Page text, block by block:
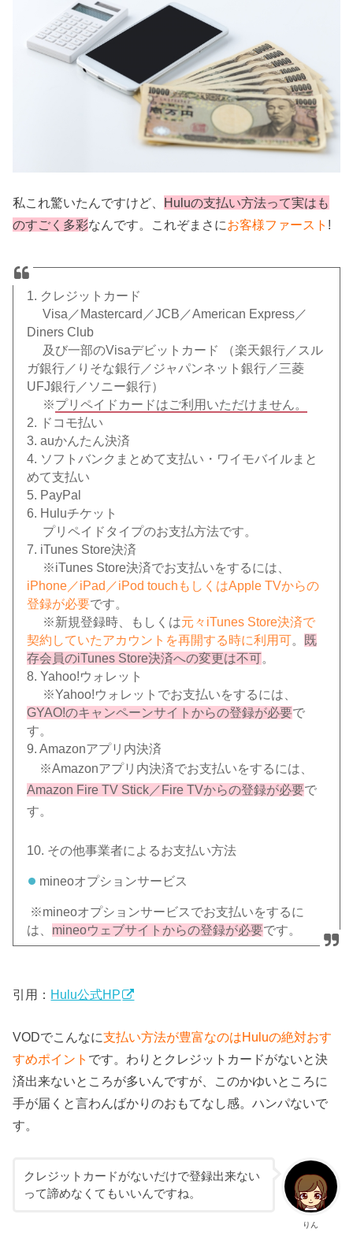
私これ驚いたんですけど、 Huluの支払い方法って実はも
のすごく多彩なんです。これぞまさにお客様ファースト !
1. クレジットカード
Visa／Mastercard／JCB／American Express／
Diners Club
及び一部のVisaデビットカード （楽天銀行／スル
ガ銀行／りそな銀行／ジャパンネット銀行／三菱
UFJ銀行／ソニー銀行）
※プリペイドカードはご利用いただけません。
2. ドコモ払い
3. auかんたん決済
4. ソフトバンクまとめて支払い・ワイモバイルまと
めて支払い
5. PayPal
6. Huluチケット
プリペイドタイプのお支払方法です。
7. iTunes Store決済
※iTunes Store決済でお支払いをするには、
iPhone／iPad／iPod touchもしくはApple TVからの
登録が必要です。
※新規登録時、もしくは元々iTunes Store決済で
契約していたアカウントを再開する時に利用可。
既
存会員のiTunes Store決済への変更は不可。
8. Yahoo!ウォレット
※Yahoo!ウォレットでお支払いをするには、
GYAO!のキャンペーンサイトからの登録が必要で
す。
9. Amazonアプリ内決済
※Amazonアプリ内決済でお支払いをするには、
Amazon Fire TV Stick／Fire TVからの登録が必要で
す。
10. その他事業者によるお支払い方法
mineoオプションサービス
※mineoオプションサービスでお支払いをするに
は、 mineoウェブサイトからの登録が必要です。
引用： Hulu公式HP
VODでこんなに支払い方法が豊富なのはHuluの絶対おす
すめポイント です。わりとクレジットカードがないと決
済出来ないところが多いんですが、このかゆいところに
手が届くと言わんばかりのおもてなし感。ハンパないで
す。
りん
クレジットカードがないだけで登録出来ない
って諦めなくてもいいんですね。